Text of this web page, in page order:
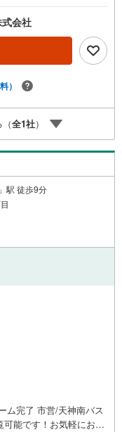
く桜島の眺望可能で
岡店まで徒歩5分で買
！所有者様が居住中に
ください ■周辺環境■・
120m）・整形外科福村
・マックスバリュ武岡
トキヨシピュアタウン
ェリタスこども園まで
2550m）・ファミリー
分（約1370m）
会社
）
全1社）
駅 徒歩9分
ム完了 市営/天神南バス
能です！お気軽にお問